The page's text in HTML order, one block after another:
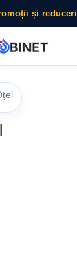
și reduceri